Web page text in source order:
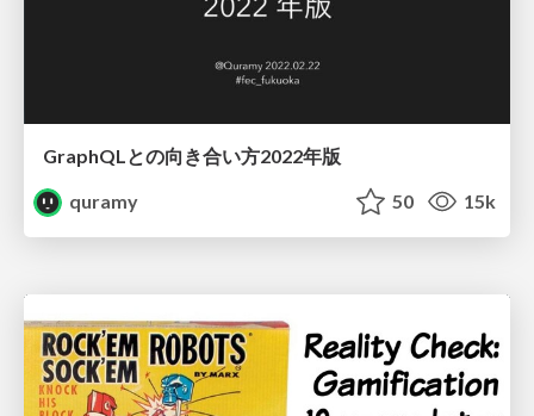
GraphQLとの向き合い方2022年版
quramy
50 15k